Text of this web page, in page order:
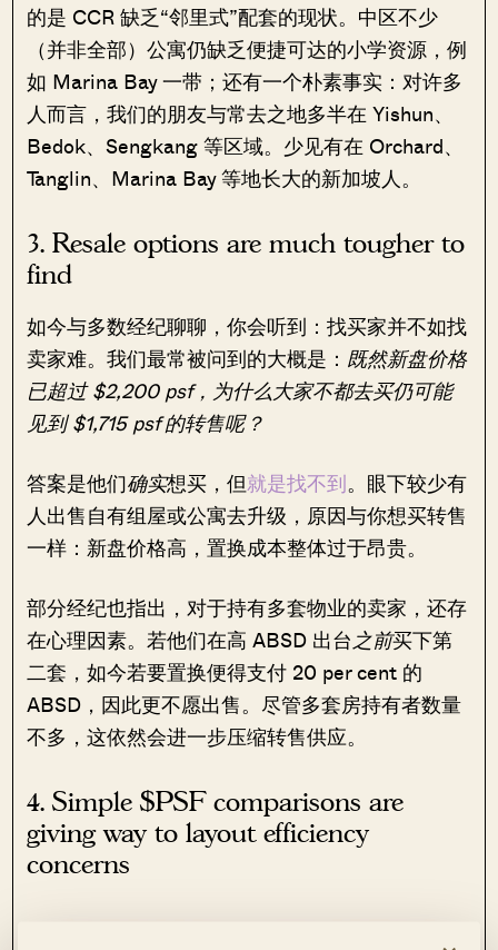
的是 CCR 缺乏“邻里式”配套的现状。中区不少
（并非全部）公寓仍缺乏便捷可达的小学资源，例
如 Marina Bay 一带；还有一个朴素事实：对许多
人而言，我们的朋友与常去之地多半在 Yishun、
Bedok、Sengkang 等区域。少见有在 Orchard、
Tanglin、Marina Bay 等地长大的新加坡人。
3. Resale options are much tougher to
find
如今与多数经纪聊聊，你会听到：找买家并不如找
卖家难。我们最常被问到的大概是： 既然新盘价格
已超过 $2,200 psf，为什么大家不都去买仍可能
见到 $1,715 psf 的转售呢？
答案是他们确实想买，但就是找不到。眼下较少有
人出售自有组屋或公寓去升级，原因与你想买转售
一样：新盘价格高，置换成本整体过于昂贵。
部分经纪也指出，对于持有多套物业的卖家，还存
在心理因素。若他们在高 ABSD 出台之前买下第
二套，如今若要置换便得支付 20 per cent 的
ABSD，因此更不愿出售。尽管多套房持有者数量
不多，这依然会进一步压缩转售供应。
4. Simple $PSF comparisons are
giving way to layout efficiency
concerns